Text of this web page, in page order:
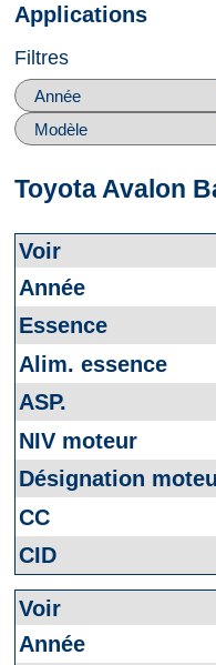
Applications
Filtres
Toyota Avalon